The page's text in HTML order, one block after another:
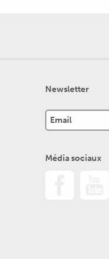
Newsletter
Média sociaux